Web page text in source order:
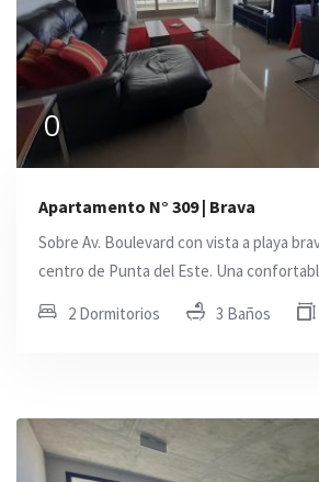
0
Apartamento N° 309 | Brava
Sobre Av. Boulevard con vista a playa
centro de Punta del Este. Una confortabl
2 Dormitorios 3 Baños